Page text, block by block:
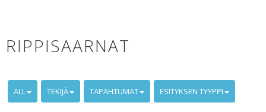
RIPPISAARNAT
ALL TEKIJÄ TAPAHTUMAT ESITYKSEN TYYPPI